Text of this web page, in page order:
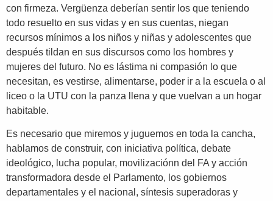
con firmeza. Vergüenza deberían sentir los que teniendo
todo resuelto en sus vidas y en sus cuentas, niegan
recursos mínimos a los niños y niñas y adolescentes que
después tildan en sus discursos como los hombres y
mujeres del futuro. No es lástima ni compasión lo que
necesitan, es vestirse, alimentarse, poder ir a la escuela o al
liceo o la UTU con la panza llena y que vuelvan a un hogar
habitable.
Es necesario que miremos y juguemos en toda la cancha,
hablamos de construir, con iniciativa política, debate
ideológico, lucha popular, movilizaciónn del FA y acción
transformadora desde el Parlamento, los gobiernos
departamentales y el nacional, síntesis superadoras y